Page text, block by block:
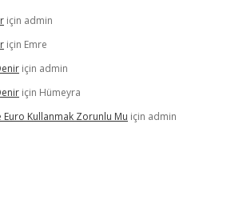
için admin
için Emre
için admin
için Hümeyra
Kullanmak Zorunlu Mu için admin